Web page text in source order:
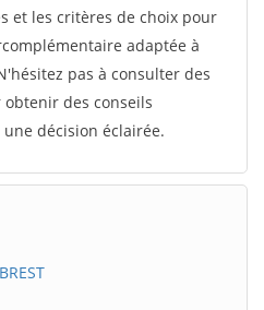
et les critères de choix pour
adaptée à
pas à consulter des
des conseils
décision éclairée.